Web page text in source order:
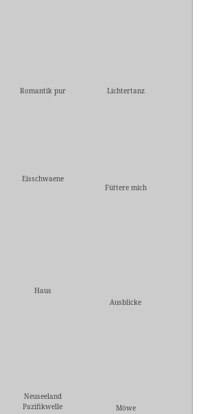
Romantik pur Lichtertanz
Eisschwaene
Füttere mich
Haus
Ausblicke
Neuseeland
Pazifikwelle
Möwe